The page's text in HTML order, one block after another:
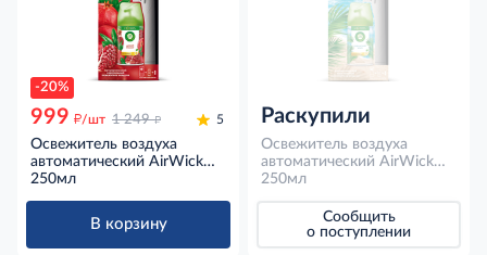
-20%
999 д/шт 1 249 д 5
Освежитель воздуха
автоматический AirWick
Freshmatic Дикий гранат со
250мл
В корзину
Раскупили
Освежитель воздуха
автоматический AirWick
Freshmatic Life Scents
сменным баллоном, 250мл
250мл
Сообщить
о поступлении